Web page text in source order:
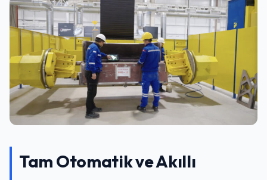
Tam Otomatik ve Akıllı